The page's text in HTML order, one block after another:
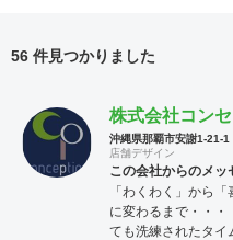
56 件見つかりました
株式会社コン
沖縄県那覇市安謝1-21-1
店舗デザイン
この会社からのメッ
「わくわく」から
に変わるまで・・
ても洗練されたタイ